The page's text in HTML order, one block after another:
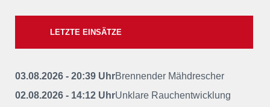
LETZTE EINSÄTZE
03.08.2026 - 20:39 UhrBrennender Mähdrescher
02.08.2026 - 14:12 UhrUnklare Rauchentwicklung